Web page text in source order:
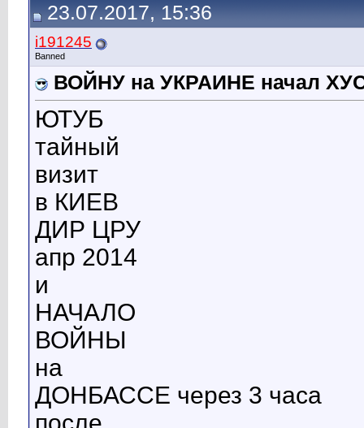
23.07.2017, 15:36
i191245
Banned
ВОЙНУ на УКРАИНЕ начал
ЮТУБ
тайный
визит
в КИЕВ
ДИР ЦРУ
апр 2014
и
НАЧАЛО
ВОЙНЫ
на
ДОНБАССЕ через 3 часа